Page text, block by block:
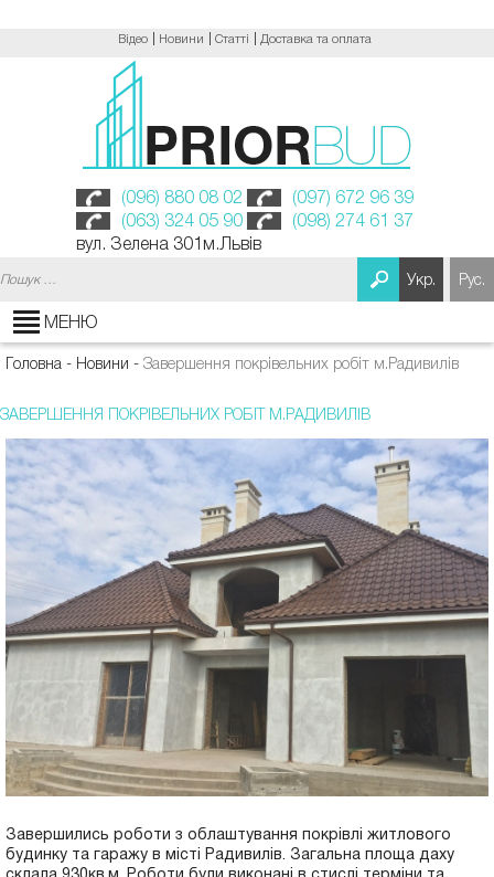
Відео Новини Статті Доставка та оплата
(096) 880 08 02
(097) 672 96 39
(063) 324 05 90
(098) 274 61 37
вул. Зелена 301м.Львів
Укр. Рус.
МЕНЮ
Головна - Новини - Завершення покрівельних робіт м.Радивилів
ЗАВЕРШЕННЯ ПОКРІВЕЛЬНИХ РОБІТ М.РАДИВИЛІВ
Завершились роботи з облаштування покрівлі житлового
будинку та гаражу в місті Радивилів. Загальна площа даху